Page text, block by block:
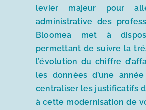
levier majeur pour
administrative des
Bloomea met à
permettant de suivre la
l’évolution du chiffre
les données d’une
centraliser les justificatifs
à cette modernisation de